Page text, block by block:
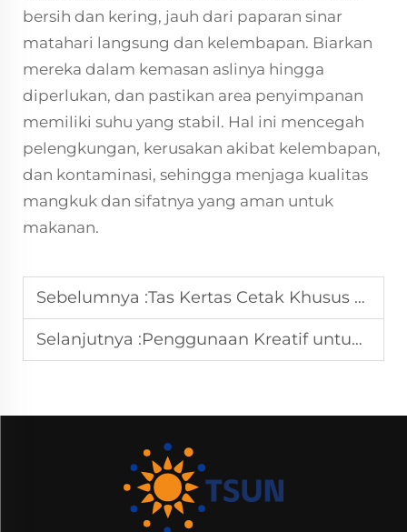
bersih dan kering, jauh dari paparan sinar
matahari langsung dan kelembapan. Biarkan
mereka dalam kemasan aslinya hingga
diperlukan, dan pastikan area penyimpanan
memiliki suhu yang stabil. Hal ini mencegah
pelengkungan, kerusakan akibat kelembapan,
dan kontaminasi, sehingga menjaga kualitas
mangkuk dan sifatnya yang aman untuk
makanan.
Sebelumnya :Tas Kertas Cetak Khusus Grosir untuk Merek
Selanjutnya :Penggunaan Kreatif untuk Wadah Kertas dalam Kehidupan Sehari-hari